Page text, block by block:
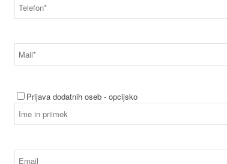
Prijava dodatnih oseb - opcijsko